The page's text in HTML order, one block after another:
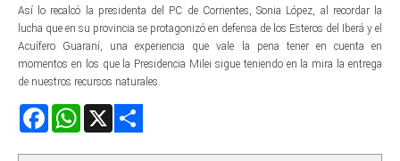
Así lo recalcó la presidenta del PC de Corrientes, Sonia López, al recordar la
lucha que en su provincia se protagonizó en defensa de los Esteros del Iberá y el
Acuífero Guaraní, una experiencia que vale la pena tener en cuenta en
momentos en los que la Presidencia Milei sigue teniendo en la mira la entrega
de nuestros recursos naturales.
FacebookWhatsApp